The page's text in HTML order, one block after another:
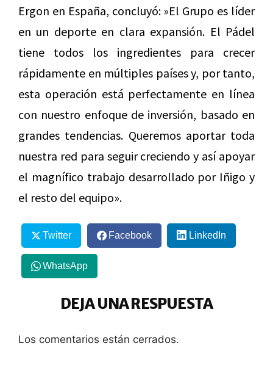
Ergon en España, concluyó: »El Grupo es líder
en un deporte en clara expansión. El Pádel
tiene todos los ingredientes para crecer
rápidamente en múltiples países y, por tanto,
esta operación está perfectamente en línea
con nuestro enfoque de inversión, basado en
grandes tendencias. Queremos aportar toda
nuestra red para seguir creciendo y así apoyar
el magnífico trabajo desarrollado por Iñigo y
el resto del equipo».
Twitter Facebook LinkedIn
WhatsApp
DEJA UNA RESPUESTA
Los comentarios están cerrados.